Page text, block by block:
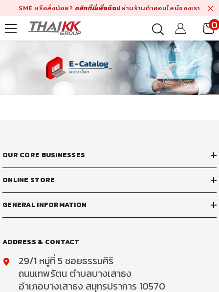
Skip To Content
SME หรือสั่งน้อย? คลิกที่นี่เพื่อช้อปผ่านร้านค้าออนไลน์ของเรา
0
OUR CORE BUSINESSES
ONLINE STORE
GENERAL INFORMATION
ADDRESS & CONTACT
29/1 หมู่ที่ 5 ซอยธรรมศิริ
ถนนเทพรัตน ตำบลบางเสาธง
อำเภอบางเสาธง สมุทรปราการ 10570